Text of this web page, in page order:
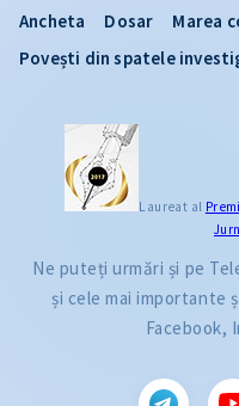
Ancheta Dosar
Marea
Povești din spatele
Laureat al
Ne puteți urmări și pe
și cele mai importante
Facebook,